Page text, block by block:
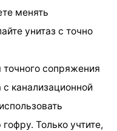
менять
унитаз с точно
точного сопряжения
с канализационной
Только учтите,